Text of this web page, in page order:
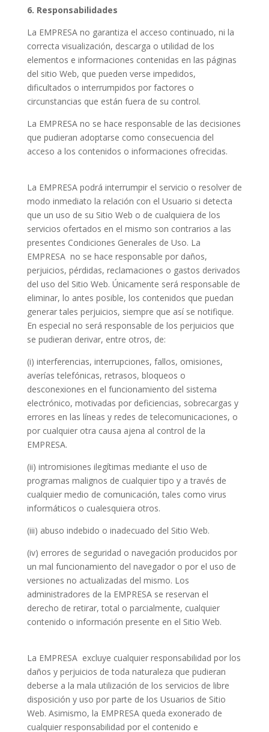
6. Responsabilidades
La EMPRESA no garantiza el acceso continuado, ni la
correcta visualización, descarga o utilidad de los
elementos e informaciones contenidas en las páginas
del sitio Web, que pueden verse impedidos,
dificultados o interrumpidos por factores o
circunstancias que están fuera de su control.
La EMPRESA no se hace responsable de las decisiones
que pudieran adoptarse como consecuencia del
acceso a los contenidos o informaciones ofrecidas.
La EMPRESA podrá interrumpir el servicio o resolver de
modo inmediato la relación con el Usuario si detecta
que un uso de su Sitio Web o de cualquiera de los
servicios ofertados en el mismo son contrarios a las
presentes Condiciones Generales de Uso. La
EMPRESA no se hace responsable por daños,
perjuicios, pérdidas, reclamaciones o gastos derivados
del uso del Sitio Web. Únicamente será responsable de
eliminar, lo antes posible, los contenidos que puedan
generar tales perjuicios, siempre que así se notifique.
En especial no será responsable de los perjuicios que
se pudieran derivar, entre otros, de:
(i) interferencias, interrupciones, fallos, omisiones,
averías telefónicas, retrasos, bloqueos o
desconexiones en el funcionamiento del sistema
electrónico, motivadas por deficiencias, sobrecargas y
errores en las líneas y redes de telecomunicaciones, o
por cualquier otra causa ajena al control de la
EMPRESA.
(ii) intromisiones ilegítimas mediante el uso de
programas malignos de cualquier tipo y a través de
cualquier medio de comunicación, tales como virus
informáticos o cualesquiera otros.
(iii) abuso indebido o inadecuado del Sitio Web.
(iv) errores de seguridad o navegación producidos por
un mal funcionamiento del navegador o por el uso de
versiones no actualizadas del mismo. Los
administradores de la EMPRESA se reservan el
derecho de retirar, total o parcialmente, cualquier
contenido o información presente en el Sitio Web.
La EMPRESA excluye cualquier responsabilidad por los
daños y perjuicios de toda naturaleza que pudieran
deberse a la mala utilización de los servicios de libre
disposición y uso por parte de los Usuarios de Sitio
Web. Asimismo, la EMPRESA queda exonerado de
cualquier responsabilidad por el contenido e